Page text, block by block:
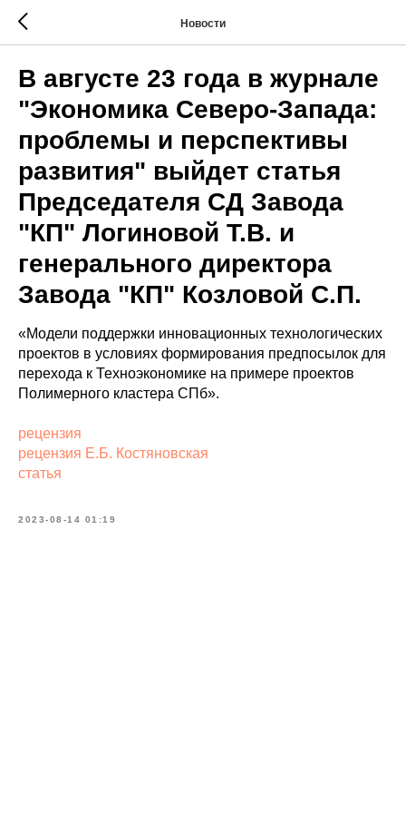
Новости
В августе 23 года в журнале
"Экономика Северо-Запада:
проблемы и перспективы
развития" выйдет статья
Председателя СД Завода
"КП" Логиновой Т.В. и
генерального директора
Завода "КП" Козловой С.П.
«Модели поддержки инновационных технологических
проектов в условиях формирования предпосылок для
перехода к Техноэкономике на примере проектов
Полимерного кластера СПб».
рецензия
рецензия Е.Б. Костяновская
статья
2023-08-14 01:19